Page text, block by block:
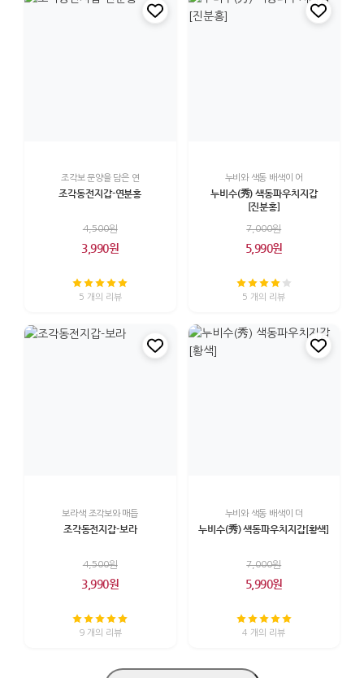
조각보 문양을 담은 연
조각동전지갑-연분홍
4,500원
3,990원
5 개의 리뷰
누비와 색동 배색이 어
누비수(秀) 색동파우치지갑
[진분홍]
7,000원
5,990원
5 개의 리뷰
보라색 조각보와 매듭
조각동전지갑-보라
4,500원
3,990원
9 개의 리뷰
누비와 색동 배색이 더
누비수(秀) 색동파우치지갑[황색]
7,000원
5,990원
4 개의 리뷰